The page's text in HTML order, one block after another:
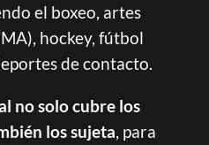
el boxeo, artes
hockey, fútbol
de contacto.
no solo cubre los
los sujeta, para